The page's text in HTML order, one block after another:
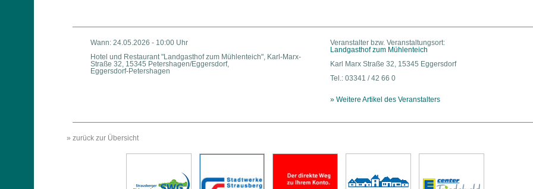
Wann: 24.05.2026 - 10:00 Uhr
Hotel und Restaurant "Landgasthof zum Mühlenteich", Karl-Marx-
Straße 32, 15345 Petershagen/Eggersdorf,
Eggersdorf-Petershagen
Veranstalter bzw. Veranstaltungsort:
Landgasthof zum Mühlenteich
Karl Marx Straße 32, 15345 Eggersdorf
Tel.: 03341 / 42 66 0
» Weitere Artikel des Veranstalters
» zurück zur Übersicht